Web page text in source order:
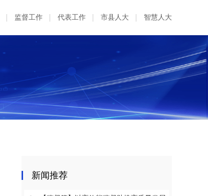
监督工作 代表工作 市县人大 智慧人大
新闻推荐